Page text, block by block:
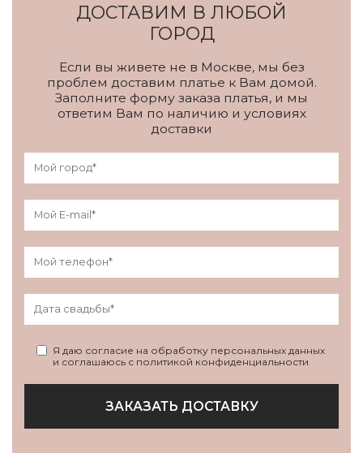
ДОСТАВИМ В ЛЮБОЙ
ГОРОД
Если вы живете не в Москве, мы без
проблем доставим платье к Вам домой.
Заполните форму заказа платья, и мы
ответим Вам по наличию и условиях
доставки
Я даю согласие на обработку персональных данных
и соглашаюсь с политикой конфиденциальности
ЗАКАЗАТЬ ДОСТАВКУ